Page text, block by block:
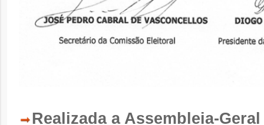
Realizada a Assembleia-